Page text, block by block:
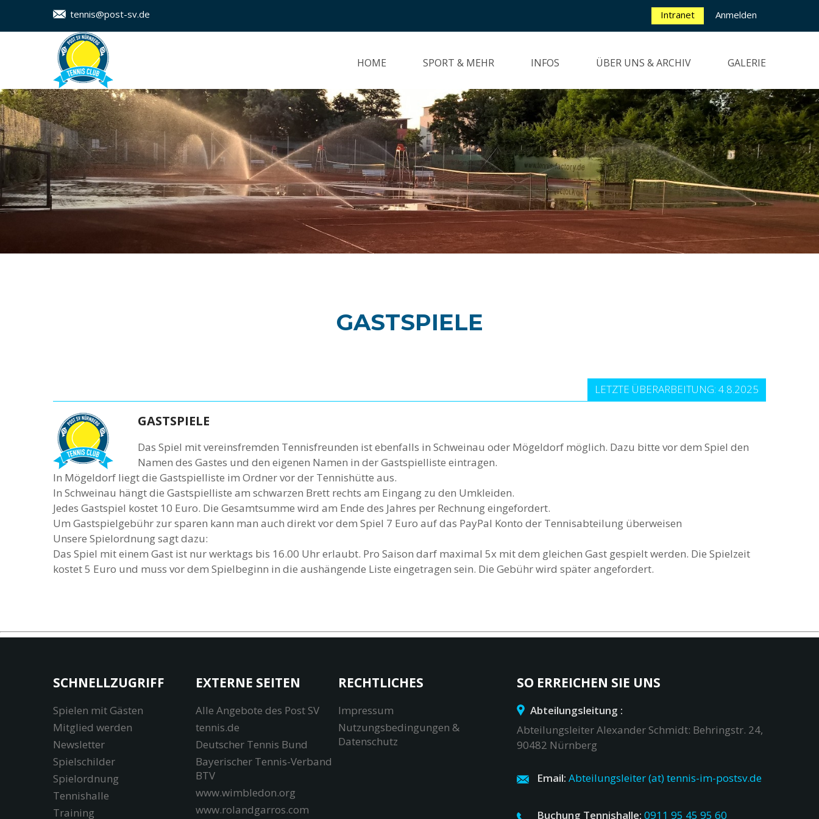
tennis@post-sv.de Intranet Anmelden
HOME SPORT & MEHR INFOS ÜBER UNS & ARCHIV GALERIE
GASTSPIELE
LETZTE ÜBERARBEITUNG: 4.8.2025
GASTSPIELE
Das Spiel mit vereinsfremden Tennisfreunden ist ebenfalls in Schweinau oder Mögeldorf möglich. Dazu bitte vordem Spiel den
Namen des Gastes und den eigenen Namen in der Gastspielliste eintragen.
In Mögeldorf liegt die Gastspielliste im Ordner vor der Tennishütte aus.
In Schweinau hängt die Gastspielliste am schwarzen Brett rechts am Eingang zu den Umkleiden.
Jedes Gastspiel kostet 10 Euro. Die Gesamtsumme wird am Ende des Jahres per Rechnung eingefordert.
Um Gastspielgebühr zur sparen kann man auch direkt vor dem Spiel 7 Euro auf das PayPal Konto der Tennisabteilung überweisen
Unsere Spielordnung sagt dazu:
Das Spiel mit einem Gast ist nur werktags bis 16.00 Uhr erlaubt. Pro Saison darf maximal 5x mit dem gleichen Gast gespielt werden. Die Spielzeit
kostet 5 Euro und muss vor dem Spielbeginn in die aushängende Liste eingetragen sein. Die Gebühr wird später angefordert.
SCHNELLZUGRIFF
Spielen mit Gästen
Mitglied werden
Newsletter
Spielschilder
Spielordnung
Tennishalle
Training
EXTERNE SEITEN
Alle Angebote des Post SV
tennis.de
Deutscher Tennis Bund
Bayerischer Tennis-Verband
BTV
www.wimbledon.org
www.rolandgarros.com
RECHTLICHES
Impressum
Nutzungsbedingungen &
Datenschutz
SO ERREICHEN SIE UNS
Abteilungsleitung :
Abteilungsleiter Alexander Schmidt: Behringstr. 24,
90482 Nürnberg
Email: Abteilungsleiter (at) tennis-im-postsv.de
Buchung Tennishalle: 0911 95 45 95 60